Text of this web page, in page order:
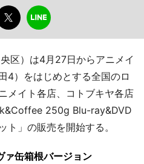
区）は4月27日からアニメイ
4）をはじめとする全国のロ
メイト各店、コトブキヤ各店
250g Blu-ray&DVD
ト」の販売を開始する。
ァ缶箱根バージョン